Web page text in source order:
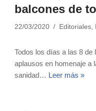
balcones de
22/03/2020 Editoriales,
Todos los días a las 8 de
aplausos en homenaje a
sanidad… Leer más »